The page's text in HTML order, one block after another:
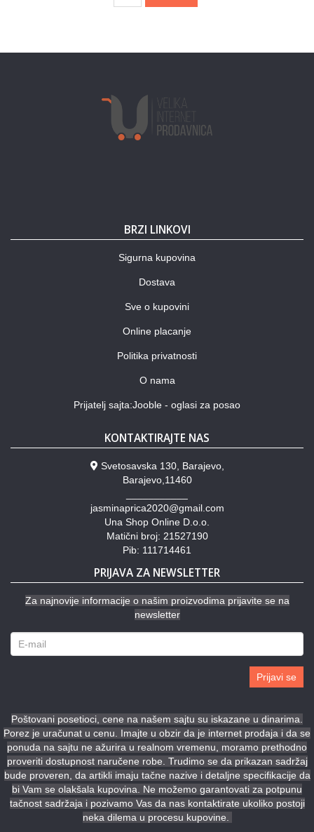
BRZI LINKOVI
Sigurna kupovina
Dostava
Sve o kupovini
Online placanje
Politika privatnosti
O nama
Prijatelj sajta:Jooble - oglasi za posao
KONTAKTIRAJTE NAS
Svetosavska 130, Barajevo,
Barajevo,11460
jasminaprica2020@gmail.com
Una Shop Online D.o.o.
Matični broj: 21527190
Pib: 111714461
PRIJAVA ZA NEWSLETTER
Za najnovije informacije o našim proizvodima prijavite se na
newsletter
Prijavi se
Poštovani posetioci, cene na našem sajtu su iskazane u dinarima.
Porez je uračunat u cenu. Imajte u obzir da je internet prodaja i da se
ponuda na sajtu ne ažurira u realnom vremenu, moramo prethodno
proveriti dostupnost naručene robe. Trudimo se da prikazan sadržaj
bude proveren, da artikli imaju tačne nazive i detaljne specifikacije da
bi Vam se olakšala kupovina. Ne možemo garantovati za potpunu
tačnost sadržaja i pozivamo Vas da nas kontaktirate ukoliko postoji
neka dilema u procesu kupovine.